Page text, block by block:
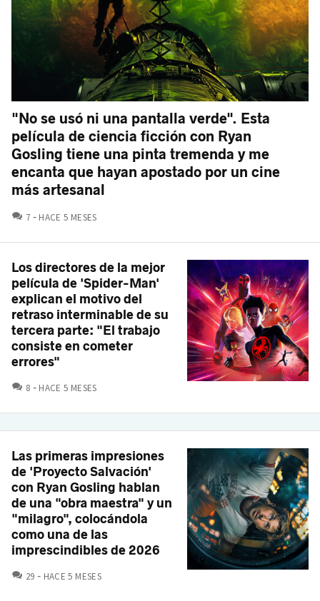
"No se usó ni una pantalla verde". Esta
película de ciencia ficción con Ryan
Gosling tiene una pinta tremenda y me
encanta que hayan apostado por un cine
más artesanal
7 COMENTARIOS
HACE 5 MESES
Los directores de la mejor
película de 'Spider-Man'
explican el motivo del
retraso interminable de su
tercera parte: "El trabajo
consiste en cometer
errores"
8 COMENTARIOS
HACE 5 MESES
Las primeras impresiones
de 'Proyecto Salvación'
con Ryan Gosling hablan
de una "obra maestra" y un
"milagro", colocándola
como una de las
imprescindibles de 2026
29 COMENTARIOS
HACE 5 MESES